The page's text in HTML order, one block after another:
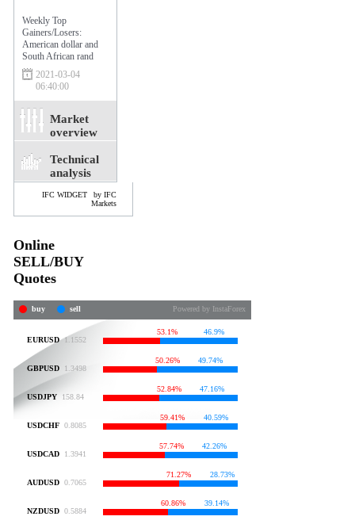
Weekly Top
Gainers/Losers:
American dollar and
South African rand
2021-03-04
06:40:00
Market
overview
Technical
analysis
IFC WIDGET
by IFC
Markets
Online
SELL/BUY
Quotes